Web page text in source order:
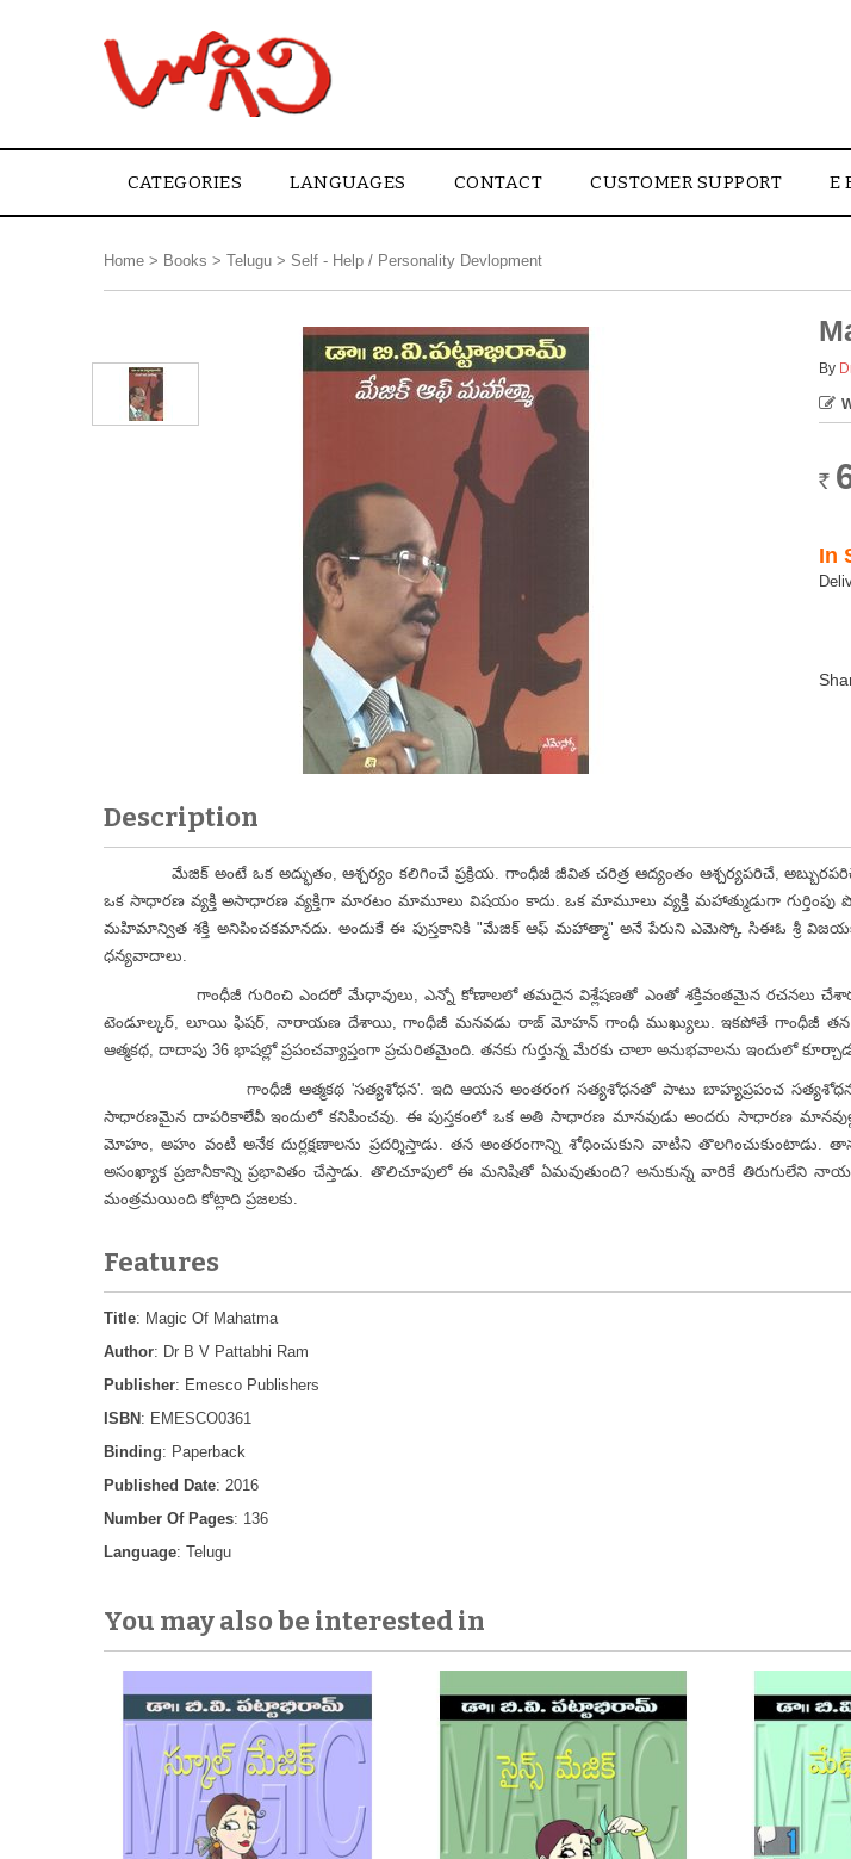
CATEGORIES LANGUAGES CONTACT CUSTOMER SUPPORT E
Home > Books > Telugu > Self - Help / Personality Devlopment
By
Rs.
In
Description
మేజిక్ అంటే ఒక అద్భుతం, ఆశ్చర్యం కలిగించే ప్రక్రియ. గాంధీజీ జీవిత చరిత్ర ఆద్యంతం ఆశ్చర్యపరిచే,
ఒక సాధారణ వ్యక్తి అసాధారణ వ్యక్తిగా మారటం మామూలు విషయం కాదు. ఒక మామూలు వ్యక్తి మహాత్ముడుగా
మహిమాన్విత శక్తి అనిపించకమానదు. అందుకే ఈ పుస్తకానికి "మేజిక్ ఆఫ్ మహాత్మా" అనే పేరుని ఎమెస్కో సిఈఓ శ్రీ
ధన్యవాదాలు.
గాంధీజీ గురించి ఎందరో మేధావులు, ఎన్నో కోణాలలో తమదైన విశ్లేషణతో ఎంతో శక్తివంతమైన రచనలు
టెండూల్కర్, లూయి ఫిషర్, నారాయణ దేశాయి, గాంధీజీ మనవడు రాజ్ మోహన్ గాంధీ ముఖ్యులు. ఇకపోతే గాంధీజీ తన
ఆత్మకథ, దాదాపు 36 భాషల్లో ప్రపంచవ్యాప్తంగా ప్రచురితమైంది. తనకు గుర్తున్న మేరకు చాలా అనుభవాలను ఇందులో
గాంధీజీ ఆత్మకథ 'సత్యశోధన'. ఇది ఆయన అంతరంగ సత్యశోధనతో పాటు బాహ్యప్రపంచ సత్యశోధన
సాధారణమైన దాపరికాలేవీ ఇందులో కనిపించవు. ఈ పుస్తకంలో ఒక అతి సాధారణ మానవుడు అందరు సాధారణ
మోహం, అహం వంటి అనేక దుర్లక్షణాలను ప్రదర్శిస్తాడు. తన అంతరంగాన్ని శోధించుకుని వాటిని తొలగించుకుంటాడు.
అసంఖ్యాక ప్రజానీకాన్ని ప్రభావితం చేస్తాడు. తొలిచూపులో ఈ మనిషితో ఏమవుతుంది? అనుకున్న వారికే తిరుగులేని
మంత్రమయింది కోట్లాది ప్రజలకు.
Features
Title: Magic Of Mahatma
Author: Dr B V Pattabhi Ram
Publisher: Emesco Publishers
ISBN : EMESCO0361
Binding: Paperback
Published Date: 2016
Number Of Pages: 136
Language: Telugu
You may also be interested in